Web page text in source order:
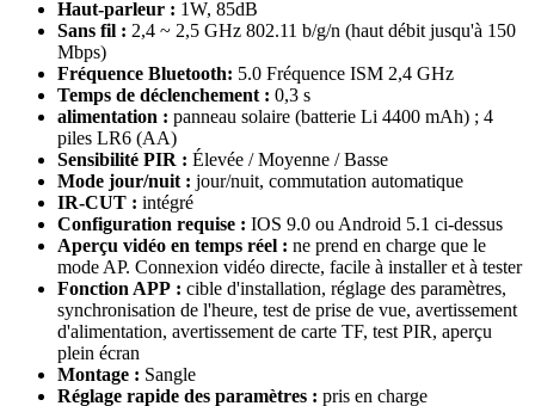
Haut-parleur : 1W, 85dB
Sans fil : 2,4 ~ 2,5 GHz 802.11 b/g/n (haut débit jusqu'à 150
Mbps)
Fréquence Bluetooth: 5.0 Fréquence ISM 2,4 GHz
Temps de déclenchement : 0,3 s
alimentation : panneau solaire (batterie Li 4400 mAh) ; 4
piles LR6 (AA)
Sensibilité PIR : Élevée / Moyenne / Basse
Mode jour/nuit : jour/nuit, commutation automatique
IR-CUT : intégré
Configuration requise : IOS 9.0 ou Android 5.1 ci-dessus
Aperçu vidéo en temps réel : ne prend en charge que le
mode AP. Connexion vidéo directe, facile à installer et à tester
Fonction APP : cible d'installation, réglage des paramètres,
synchronisation de l'heure, test de prise de vue, avertissement
d'alimentation, avertissement de carte TF, test PIR, aperçu
plein écran
Montage : Sangle
Réglage rapide des paramètres : pris en charge